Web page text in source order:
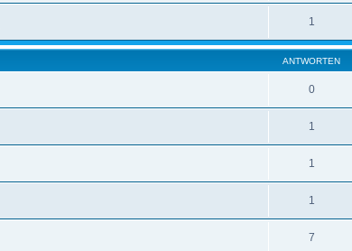
1
ANTWORTEN
0
1
1
1
7